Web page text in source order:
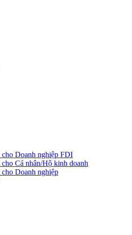
Doanh nghiệp FDI
Cá nhân/Hộ kinh doanh
Doanh nghiệp